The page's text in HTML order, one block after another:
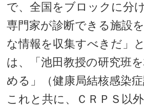
で、全国をブロックに分
専門家が診断できる施設
な情報を収集すべきだ」
は、「池田教授の研究班
める」（健康局結核感染症
これと共に、ＣＲＰＳ以